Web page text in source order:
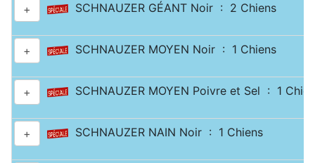
+ SCHNAUZER GÉANT Noir : 2 Chiens
+ SCHNAUZER MOYEN Noir : 1 Chiens
+ SCHNAUZER MOYEN Poivre et Sel : 1
+ SCHNAUZER NAIN Noir : 1 Chiens